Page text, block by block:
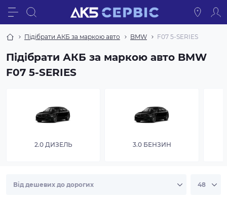
Підібрати АКБ за маркою авто BMW F07 5-SERIES
Підібрати АКБ за маркою авто BMW
F07 5-SERIES
2.0 ДИЗЕЛЬ 3.0 БЕНЗИН